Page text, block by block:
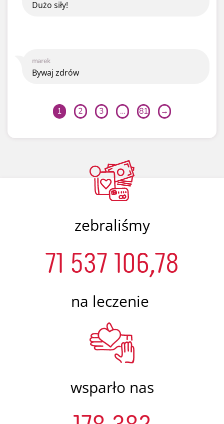
marek
Bywaj zdrów
Dużo siły!
1 2 3 … 81 →
zebraliśmy
71 537 106,78
na leczenie
wsparło nas